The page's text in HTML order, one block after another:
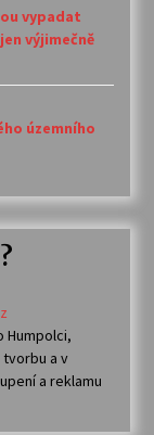
vypadat
výjimečně
územního
Humpolci,
a v
a reklamu